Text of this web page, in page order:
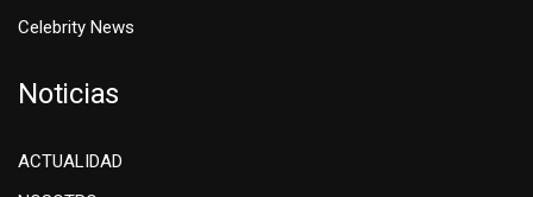
Celebrity News
Noticias
ACTUALIDAD